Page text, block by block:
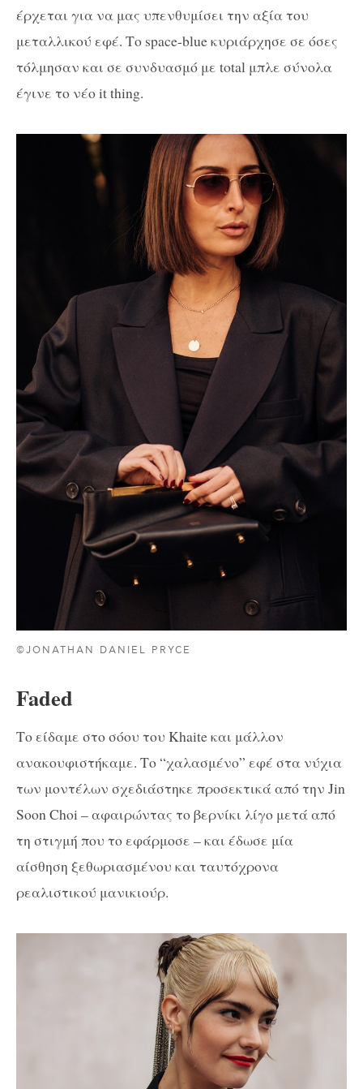
έρχεται για να μας υπενθυμίσει την αξία του
μεταλλικού εφέ. Το space-blue κυριάρχησε σε όσες
τόλμησαν και σε συνδυασμό με total μπλε σύνολα
έγινε το νέο it thing.
©JONATHAN DANIEL PRYCE
Faded
Το είδαμε στο σόου του Khaite και μάλλον
ανακουφιστήκαμε. Το “χαλασμένο” εφέ στα νύχια
των μοντέλων σχεδιάστηκε προσεκτικά από την Jin
Soon Choi – αφαιρώντας το βερνίκι λίγο μετά από
τη στιγμή που το εφάρμοσε – και έδωσε μία
αίσθηση ξεθωριασμένου και ταυτόχρονα
ρεαλιστικού μανικιούρ.